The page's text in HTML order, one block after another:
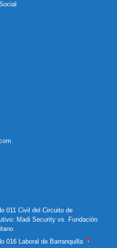
011 Civil del Circuito de
Madi Security vs. Fundación
016 Laboral de Barranquilla